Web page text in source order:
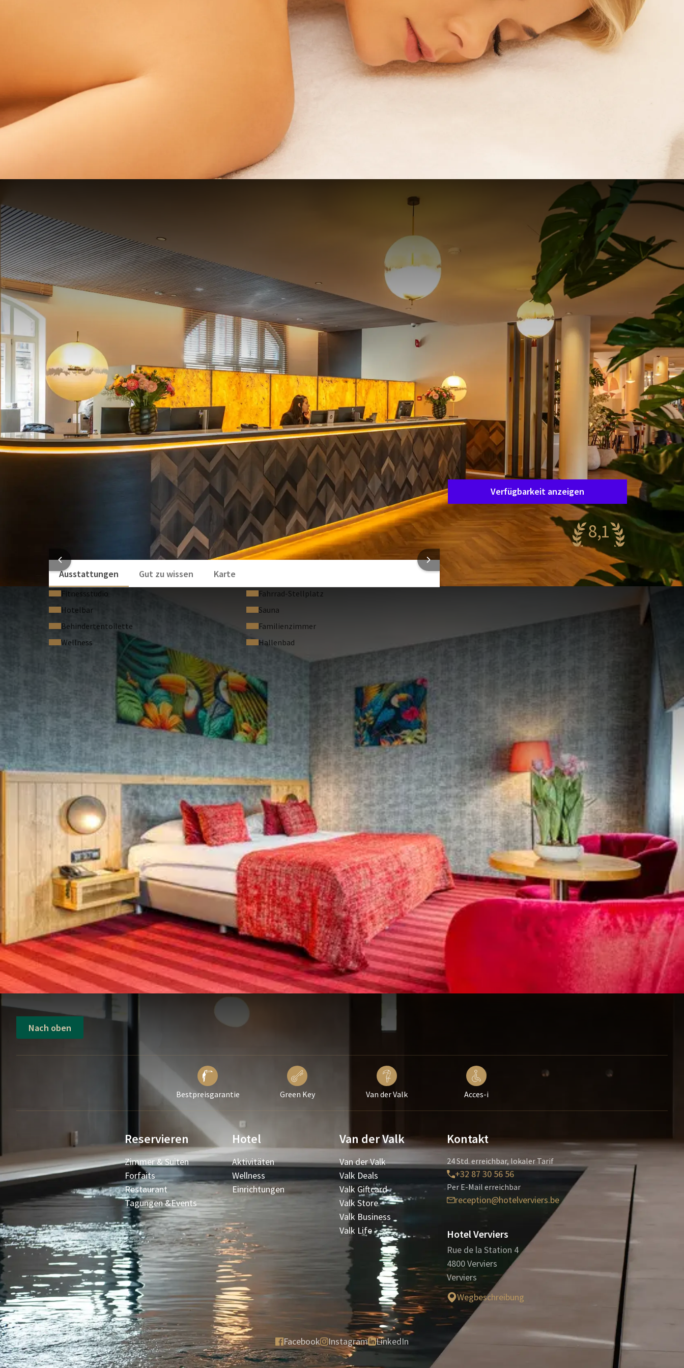
Entspannendes Wellness-Angebot
ARRANGEMENT
1 Übernachtung in einem unserer 4-Sterne-Zimmer
Ein 3-Gänge-Menü in unserem Restaurant
Sekt-Frühstücksbuffet
Zugang zu unserem Pool und Wellnessbereich
Eine einstündige Massage für 1 Person oder je 30 Minuten für 2 Personen
IHR ARRANGEMENT
Dieses Arrangement enthält:
1 Übernachtung in einem unserer 4-Sterne-Zimmer
Ein 3-Gänge-Menü in unserem Restaurant
Sekt-Frühstücksbuffet
Zugang zu unserem Pool und Wellnessbereich
1 Std. Massage für 1 Pers. oder 30 Min./Pers. für 2
Zimmeraufteilung
1 Zimmer, 2 Personen
Arrangement
Entspannendes Wellness-Angebot
Aufenthaltsdauer
Wählen Sie Ihren Aufenthalt
Verfügbarkeit anzeigen
8,1
Sehr gut
274 Bewertungen
HOTELINFORMATIONEN
Ausstattungen
Gut zu wissen Karte
Fitnessstudio
Fahrrad-Stellplatz
Hotelbar
Sauna
Behindertentoilette
Familienzimmer
Wellness
Hallenbad
HÄUFIG GESTELLTE FRAGEN
Bedingungen des Arrangements
1 Übernachtung in einem unserer 4-Sterne-Zimmer
Ein 3-Gänge-Menü in unserem Restaurant
Sekt-Frühstücksbuffet
Zugang zu unserem Pool und Wellnessbereich
Eine einstündige Massage für 1 Person oder je 30 Minuten für 2 Personen
Nach oben
Bestpreisgarantie Green Key Van der Valk Acces-i
Reservieren
Zimmer & Suiten
Forfaits
Restaurant
Tagungen &Events
Hotel
Aktivitäten
Wellness
Einrichtungen
Van der Valk
Van der Valk
Valk Deals
Valk Giftcard
Valk Store
Valk Business
Valk Life
Kontakt
24 Std. erreichbar, lokaler Tarif
+32 87 30 56 56
Per E-Mail erreichbar
reception@hotelverviers.be
Hotel Verviers
Rue de la Station 4
4800 Verviers
Verviers
Wegbeschreibung
Facebook Instagram LinkedIn